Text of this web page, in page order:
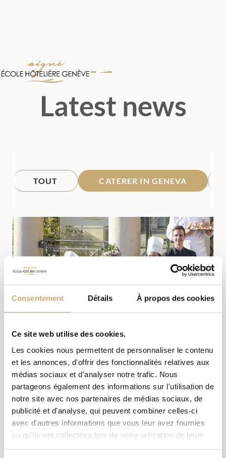
Consentement Détails À propos des cookies
Ce site web utilise des cookies.
Les cookies nous permettent de personnaliser le contenu
et les annonces, d'offrir des fonctionnalités relatives aux
médias sociaux et d'analyser notre trafic. Nous
partageons également des informations sur l'utilisation de
notre site avec nos partenaires de médias sociaux, de
publicité et d'analyse, qui peuvent combiner celles-ci
avec d'autres informations que vous leur avez fournies
ou qu'ils ont collectées lors de votre utilisation de leurs
services.
Latest news
TOUT CATERER IN GENEVA
Choosing a catering service in
Geneva
École Hôtelière de Genève's exclusive catering service
simplifies the planning of your receptions with a varied
menu and an experienced…